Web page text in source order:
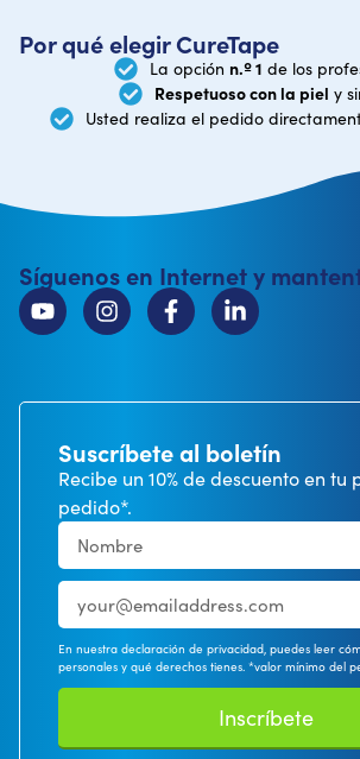
Por qué elegir CureTape
La opción n.º 1 de los
Respetuoso con la piel y
Usted realiza el pedido
Síguenos en Internet y
Suscríbete al boletín
Recibe un 10% de descuento en tu
pedido*.
En nuestra declaración de privacidad, puedes leer
personales y qué derechos tienes. *valor mínimo del
Inscríbete